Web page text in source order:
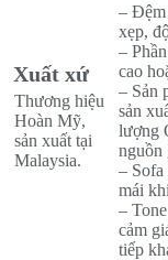
Xuất xứ
Thương hiệu
Hoàn Mỹ,
sản xuất tại
Malaysia.
– Đệm
xẹp,
–
cao
– Sản
sản
lượng
nguồn
– Sofa
mái
–
cảm
tiếp